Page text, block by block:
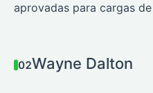
aprovadas para cargas
02Wayne Dalton